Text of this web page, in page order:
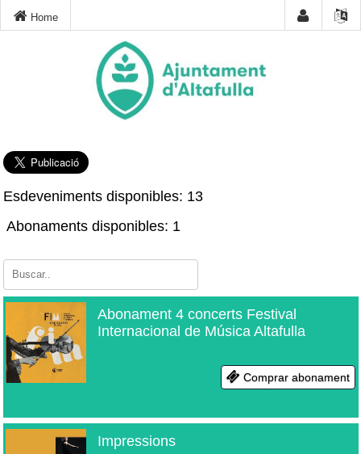
Home
Esdeveniments disponibles: 13
Abonaments disponibles: 1
Abonament 4 concerts Festival
Internacional de Música Altafulla
Comprar abonament
Impressions